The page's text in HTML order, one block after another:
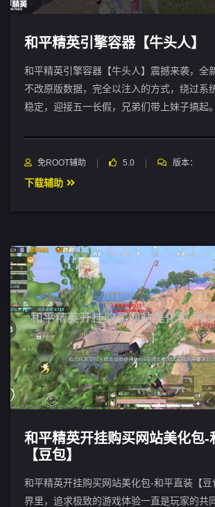
和平精英引擎容器【牛头人】
和平精英引擎容器【牛头人】震撼来袭，全
不改原版数据，完全以注入的方式，绕过系
稳定，迎接五一长假，兄弟们带上妹子搞起
免ROOT辅助 5.0 版本：
下载辅助
和平精英开挂购买网站美化包-
【豆包】
和平精英开挂购买网站美化包-和平直装【
界里，追求极致的游戏体验一直是玩家的共